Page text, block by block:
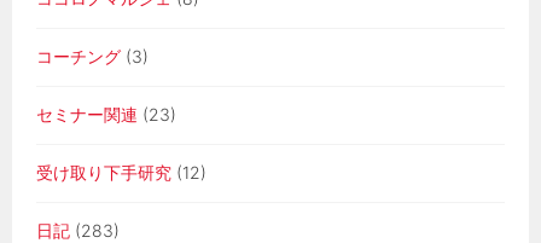
コーチング (3)
セミナー関連 (23)
受け取り下手研究 (12)
日記 (283)